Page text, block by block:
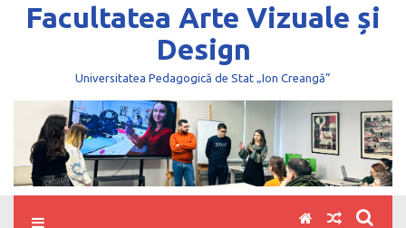
Facultatea Arte Vizuale și
Design
Universitatea Pedagogică de Stat „Ion Creangă”